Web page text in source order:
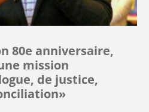
80e anniversaire,
mission
de justice,